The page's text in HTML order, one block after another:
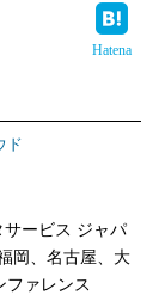
Hatena
ド
ービス ジャパ
岡、名古屋、大
ファレンス